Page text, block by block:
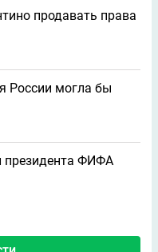
продавать права
России могла бы
президента ФИФА